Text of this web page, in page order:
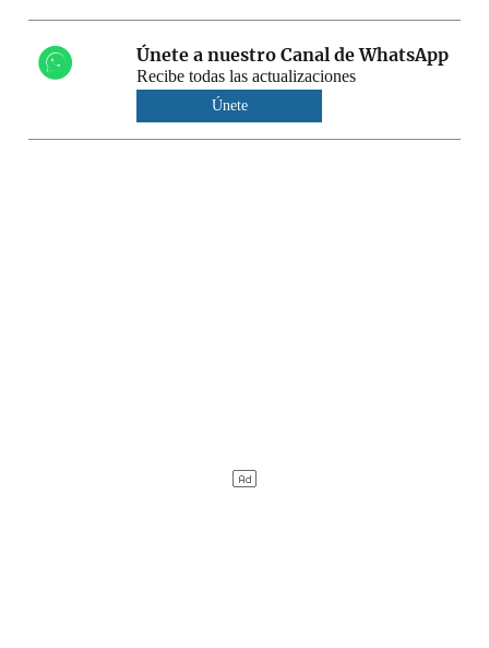
Únete a nuestro Canal de WhatsApp
Recibe todas las actualizaciones
Únete